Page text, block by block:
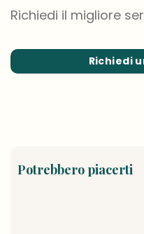
Richiedi il migliore
Richiedi
Potrebbero piacerti